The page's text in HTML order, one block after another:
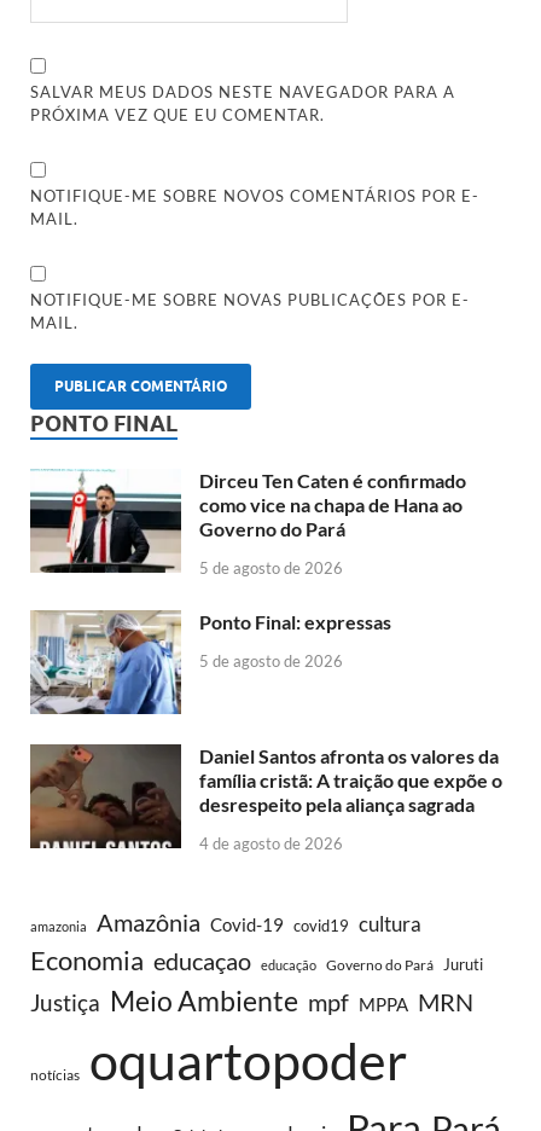
SALVAR MEUS DADOS NESTE NAVEGADOR PARA A
PRÓXIMA VEZ QUE EU COMENTAR.
NOTIFIQUE-ME SOBRE NOVOS COMENTÁRIOS POR E-
MAIL.
NOTIFIQUE-ME SOBRE NOVAS PUBLICAÇÕES POR E-
MAIL.
PONTO FINAL
Dirceu Ten Caten é confirmado
como vice na chapa de Hana ao
Governo do Pará
5 de agosto de 2026
Ponto Final: expressas
5 de agosto de 2026
Daniel Santos afronta os valores da
família cristã: A traição que expõe o
desrespeito pela aliança sagrada
4 de agosto de 2026
amazonia Amazônia Covid-19 covid19 cultura
Economia educaçao educação Governo do Pará Juruti
Justiça Meio Ambiente mpf MPPA MRN
notícias oquartopoder